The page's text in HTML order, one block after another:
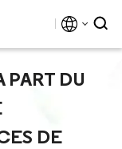
PART DU
DE